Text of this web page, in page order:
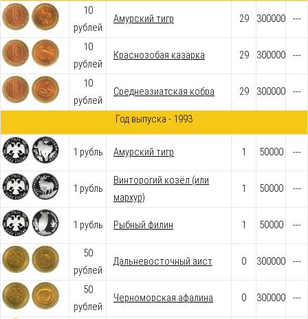
10
рублей
Амурский тигр 29 300000 ---
10
рублей
Краснозобая казарка 29 300000 ---
10
рублей
Среднеазиатская кобра 29 300000 ---
Год выпуска - 1993
1 рубль Амурский тигр 1 50000 ---
1 рубль
Винторогий козёл (или
мархур)
1 50000 ---
1 рубль Рыбный филин 1 50000 ---
50
рублей
Дальневосточный аист 0 300000 ---
50
рублей
Черноморская афалина 0 300000 ---